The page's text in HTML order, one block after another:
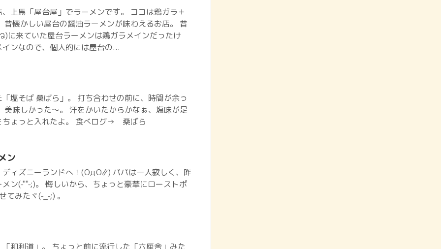
上馬「屋台屋」でラーメンです。 ココは鶏ガラ＋
昔懐かしい屋台の醤油ラーメンが味わえるお店。 昔
)に来ていた屋台ラーメンは鶏ガラメインだったけ
ンなので、個人的には屋台の...
塩そば 桑ばら」。 打ち合わせの前に、時間が余っ
美味しかった～。 汗をかいたからかなぁ、塩味が足
ちょっと入れたよ。 食べログ→ 桑ばら
ン
ディズニーランドへ！(ΟдΟ∥) パパは一人寂しく、昨
ン(-""-;)。 悔しいから、ちょっと豪華にローストポ
みたヾ(-_-;) 。
和利道」。 ちょっと前に流行した「六厘舎」みた